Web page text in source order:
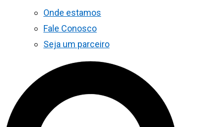
Onde estamos
Fale Conosco
Seja um parceiro